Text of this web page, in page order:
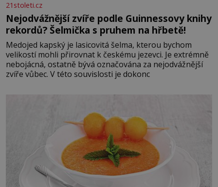
21stoleti.cz
Nejodvážnější zvíře podle Guinnessovy knihy
rekordů? Šelmička s pruhem na hřbetě!
Medojed kapský je lasicovitá šelma, kterou bychom
velikostí mohli přirovnat k českému jezevci. Je extrémně
nebojácná, ostatně bývá označována za nejodvážnější
zvíře vůbec. V této souvislosti je dokonc